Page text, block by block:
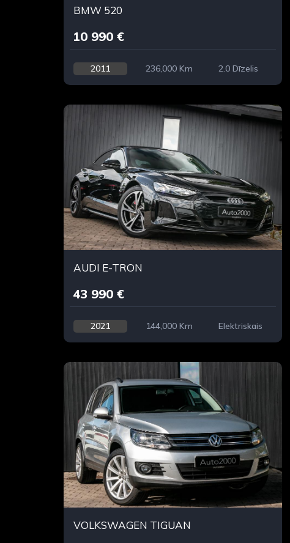
BMW 520
10 990 €
2011 236,000 Km 2.0 Dīzelis
AUDI E-TRON
43 990 €
2021 144,000 Km Elektriskais
VOLKSWAGEN TIGUAN